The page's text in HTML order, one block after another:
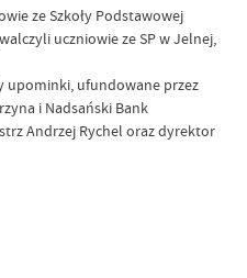
ze Szkoły Podstawowej
uczniowie ze SP w Jelnej,
upominki, ufundowane przez
i Nadsański Bank
Andrzej Rychel oraz dyrektor